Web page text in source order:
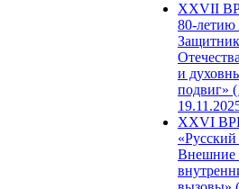
ХХVII
80-
и
подвиг»
XXVI
Внешние